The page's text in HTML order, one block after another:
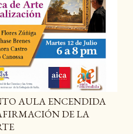
AULA ENCENDIDA
DE LA